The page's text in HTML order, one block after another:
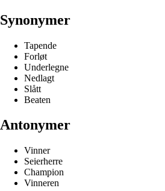
Synonymer
Tapende
Forløt
Underlegne
Nedlagt
Slått
Beaten
Antonymer
Vinner
Seierherre
Champion
Vinneren